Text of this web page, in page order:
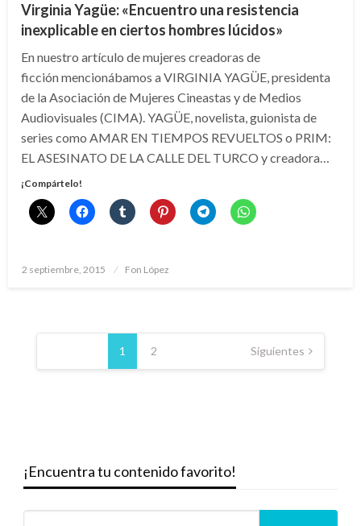
Virginia Yagüe: «Encuentro una resistencia
inexplicable en ciertos hombres lúcidos»
En nuestro artículo de mujeres creadoras de
ficción mencionábamos a VIRGINIA YAGÜE, presidenta
de la Asociación de Mujeres Cineastas y de Medios
Audiovisuales (CIMA). YAGÜE, novelista, guionista de
series como AMAR EN TIEMPOS REVUELTOS o PRIM:
EL ASESINATO DE LA CALLE DEL TURCO y creadora…
¡Compártelo!
Publicado
2 septiembre, 2015 Fon López
Paginación
entradas
1 2 Siguientes
¡Encuentra tu contenido favorito!